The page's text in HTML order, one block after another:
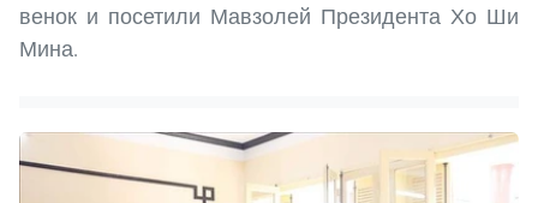
венок и посетили Мавзолей Президента Хо Ши
Мина.